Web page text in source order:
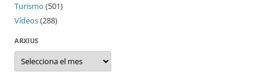
Turismo (501)
Vídeos(288)
ARXIUS
Arxius